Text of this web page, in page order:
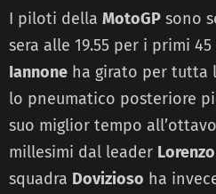
I piloti della MotoGP sono
sera alle 19.55 per i primi
Iannone ha girato per tutta
lo pneumatico posteriore
suo miglior tempo
millesimi dal leader Lorenzo
squadra Dovizioso ha